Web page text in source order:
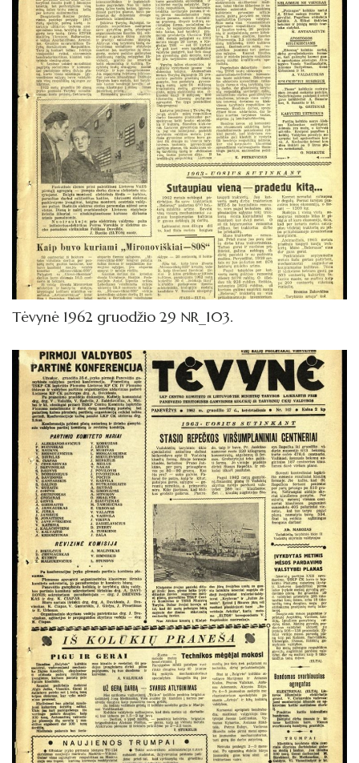
1972
1971
1970
1969
1968
1967
1966
1965
1964
1963
1962
Balandis
Gegužė
Birželis
Liepa
Rugpjūtis
Rugsėjis
Spalis
Lapkritis
Gruodis
Knygos
Tėvynė 1962 gruodžio 29 NR_103.